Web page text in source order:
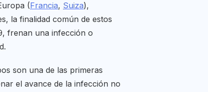
(Francia, Suiza),
la finalidad común de estos
frenan una infección o
son una de las primeras
el avance de la infección no